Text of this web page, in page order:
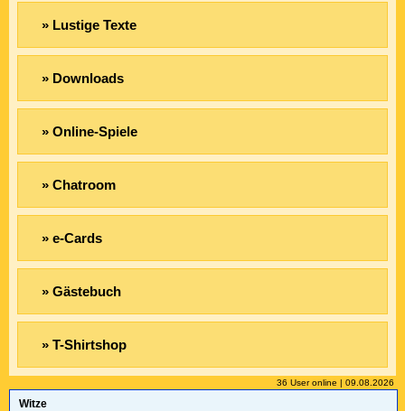
» Lustige Texte
» Downloads
» Online-Spiele
» Chatroom
» e-Cards
» Gästebuch
» T-Shirtshop
36 User online | 09.08.2026
Witze